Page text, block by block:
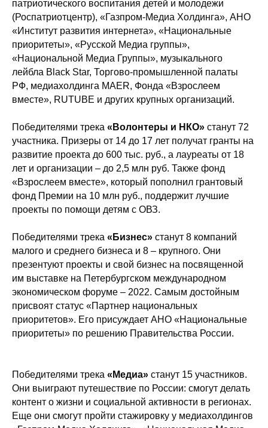
патриотического воспитания детей и молодежи
(Роспатриотцентр), «Газпром-Медиа Холдинга», АНО
«Институт развития интернета», «Национальные
приоритеты», «Русской Медиа группы»,
«Национальной Медиа Группы», музыкального
лейбла Black Star, Торгово-промышленной палаты
РФ, медиахолдинга MAER, Фонда «Взрослеем
вместе», RUTUBE и других крупных организаций.
Победителями трека «Волонтеры и НКО» станут 72
участника. Призеры от 14 до 17 лет получат гранты на
развитие проекта до 600 тыс. руб., а лауреаты от 18
лет и организации – до 2,5 млн руб. Также фонд
«Взрослеем вместе», который пополнил грантовый
фонд Премии на 10 млн руб., поддержит лучшие
проекты по помощи детям с ОВЗ.
Победителями трека «Бизнес» станут 8 компаний
малого и среднего бизнеса и 8 – крупного. Они
презентуют проекты и свой бизнес на посвященной
им выставке на Петербургском международном
экономическом форуме – 2022. Самым достойным
присвоят статус «Партнер национальных
приоритетов». Его присуждает АНО «Национальные
приоритеты» по решению Правительства России.
Победителями трека «Медиа» станут 15 участников.
Они выиграют путешествие по России: смогут делать
контент о жизни и социальной активности в регионах.
Еще они смогут пройти стажировку у медиахолдингов